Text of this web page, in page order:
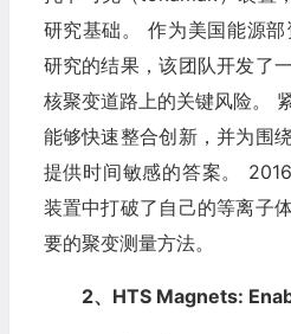
研究基础。 作为美国能源
研究的结果，该团队开发了
核聚变道路上的关键风险。
能够快速整合创新，并为围
提供时间敏感的答案。
装置中打破了自己的等离子
要的聚变测量方法。
2、HTS Magnets: